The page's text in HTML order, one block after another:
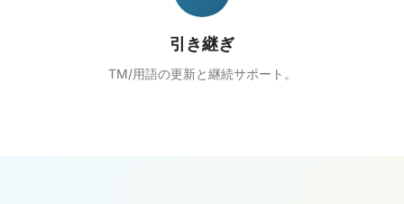
引き継ぎ
TM/用語の更新と継続サポート。